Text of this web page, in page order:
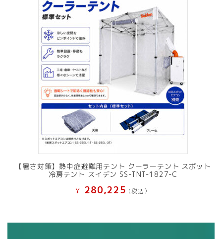
【暑さ対策】熱中症避難用テント クーラーテント スポット
冷房テント スイデン SS-TNT-1827-C
¥ 280,225 (税込）